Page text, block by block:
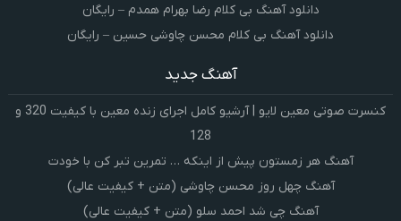
دانلود آهنگ بی کلام رضا بهرام همدم – رایگان
دانلود آهنگ بی کلام محسن چاوشی حسین – رایگان
آهنگ جدید
کنسرت صوتی معین لایو | آرشیو کامل اجرای زنده معین با کیفیت 320 و
128
آهنگ هر زمستون پیش از اینکه … تمرین تبر کن با خودت
آهنگ چهل روز محسن چاوشی (متن + کیفیت عالی)
آهنگ چی شد احمد سلو (متن + کیفیت عالی)